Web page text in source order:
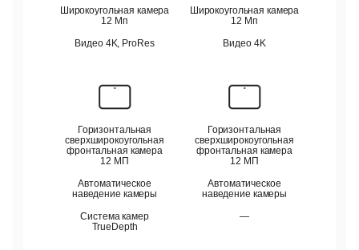
Широкоугольная камера
12 Мп
Видео 4K, ProRes
Широкоугольная камера
12 Мп
Видео 4K
Горизонтальная
сверхширокоугольная
фронтальная камера
12 МП
Автоматическое
наведение камеры
Система камер
TrueDepth
Горизонтальная
сверхширокоугольная
фронтальная камера
12 МП
Автоматическое
наведение камеры
—